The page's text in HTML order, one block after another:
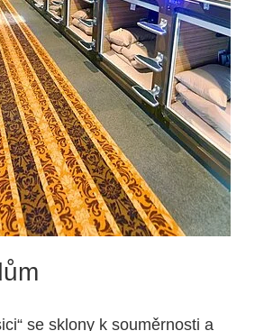
se sklony k souměrnosti a